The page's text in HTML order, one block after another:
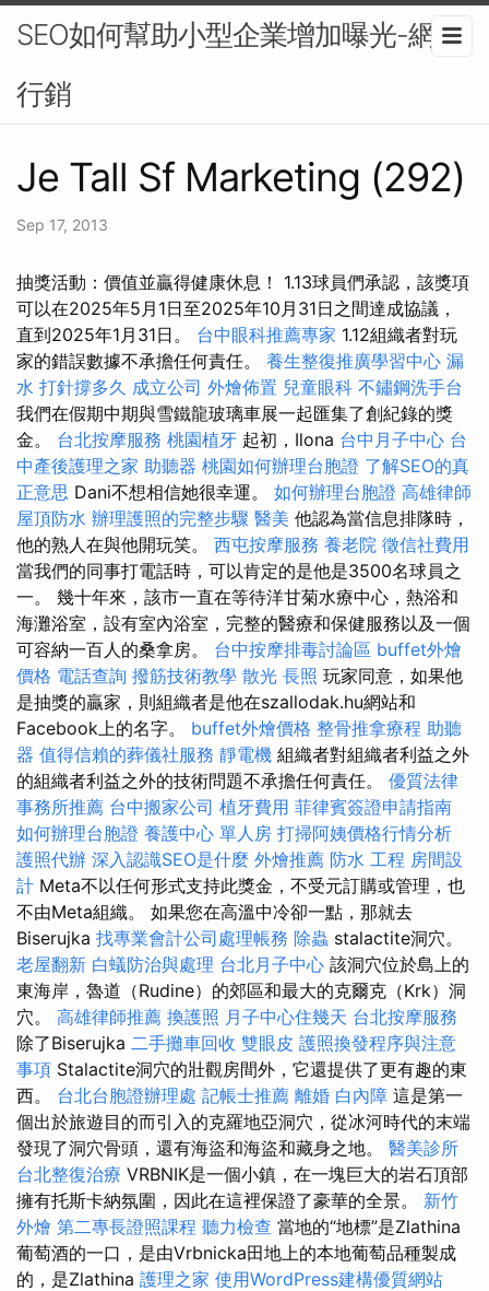
SEO如何幫助小型企業增加曝光-網路
行銷
Je Tall Sf Marketing (292)
Sep 17, 2013
抽獎活動：價值並贏得健康休息！ 1.13球員們承認，該獎項
可以在2025年5月1日至2025年10月31日之間達成協議，
直到2025年1月31日。 台中眼科推薦專家 1.12組織者對玩
家的錯誤數據不承擔任何責任。 養生整復推廣學習中心 漏
水 打針撐多久 成立公司 外燴佈置 兒童眼科 不鏽鋼洗手台
我們在假期中期與雪鐵龍玻璃車展一起匯集了創紀錄的獎
金。 台北按摩服務 桃園植牙 起初，Ilona 台中月子中心 台
中產後護理之家 助聽器 桃園如何辦理台胞證 了解SEO的真
正意思 Dani不想相信她很幸運。 如何辦理台胞證 高雄律師
屋頂防水 辦理護照的完整步驟 醫美 他認為當信息排隊時，
他的熟人在與他開玩笑。 西屯按摩服務 養老院 徵信社費用
當我們的同事打電話時，可以肯定的是他是3500名球員之
一。 幾十年來，該市一直在等待洋甘菊水療中心，熱浴和
海灘浴室，設有室內浴室，完整的醫療和保健服務以及一個
可容納一百人的桑拿房。 台中按摩排毒討論區 buffet外燴
價格 電話查詢 撥筋技術教學 散光 長照 玩家同意，如果他
是抽獎的贏家，則組織者是他在szallodak.hu網站和
Facebook上的名字。 buffet外燴價格 整骨推拿療程 助聽
器 值得信賴的葬儀社服務 靜電機 組織者對組織者利益之外
的組織者利益之外的技術問題不承擔任何責任。 優質法律
事務所推薦 台中搬家公司 植牙費用 菲律賓簽證申請指南
如何辦理台胞證 養護中心 單人房 打掃阿姨價格行情分析
護照代辦 深入認識SEO是什麼 外燴推薦 防水 工程 房間設
計 Meta不以任何形式支持此獎金，不受元訂購或管理，也
不由Meta組織。 如果您在高溫中冷卻一點，那就去
Biserujka 找專業會計公司處理帳務 除蟲 stalactite洞穴。
老屋翻新 白蟻防治與處理 台北月子中心 該洞穴位於島上的
東海岸，魯道（Rudine）的郊區和最大的克爾克（Krk）洞
穴。 高雄律師推薦 換護照 月子中心住幾天 台北按摩服務
除了Biserujka 二手攤車回收 雙眼皮 護照換發程序與注意
事項 Stalactite洞穴的壯觀房間外，它還提供了更有趣的東
西。 台北台胞證辦理處 記帳士推薦 離婚 白內障 這是第一
個出於旅遊目的而引入的克羅地亞洞穴，從冰河時代的末端
發現了洞穴骨頭，還有海盜和海盜和藏身之地。 醫美診所
台北整復治療 VRBNIK是一個小鎮，在一塊巨大的岩石頂部
擁有托斯卡納氛圍，因此在這裡保證了豪華的全景。 新竹
外燴 第二專長證照課程 聽力檢查 當地的“地標”是Zlathina
葡萄酒的一口，是由Vrbnicka田地上的本地葡萄品種製成
的，是Zlathina 護理之家 使用WordPress建構優質網站